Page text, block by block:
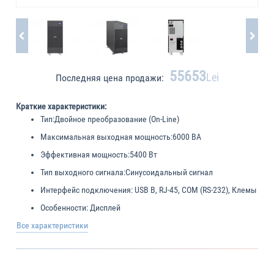
Последняя цена продажи: 55653Lei
Краткие характеристики:
Тип:Двойное преобразование (On-Line)
Максимальная выходная мощность:6000 ВА
Эффективная мощность:5400 Вт
Тип выходного сигнала:Синусоидальный сигнал
Интерфейс подключения: USB B, RJ-45, COM (RS-232), Клемы
Особенности: Дисплей
Все характеристики